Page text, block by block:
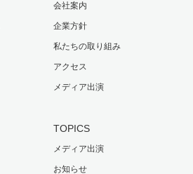
会社案内
企業方針
私たちの取り組み
アクセス
メディア出演
TOPICS
メディア出演
お知らせ